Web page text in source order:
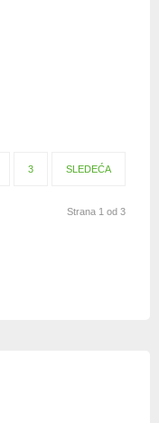
3 SLEDEĆA
Strana 1 od 3